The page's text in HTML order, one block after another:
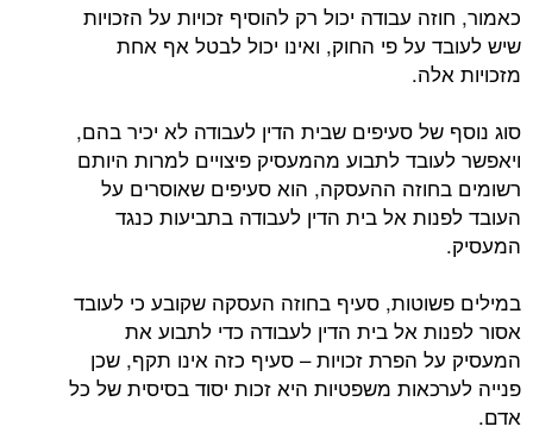
כאמור, חוזה עבודה יכול רק להוסיף זכויות על הזכויות
שיש לעובד על פי החוק, ואינו יכול לבטל אף אחת
מזכויות אלה.
סוג נוסף של סעיפים שבית הדין לעבודה לא יכיר בהם,
ויאפשר לעובד לתבוע מהמעסיק פיצויים למרות היותם
רשומים בחוזה ההעסקה, הוא סעיפים שאוסרים על
העובד לפנות אל בית הדין לעבודה בתביעות כנגד
המעסיק.
במילים פשוטות, סעיף בחוזה העסקה שקובע כי לעובד
אסור לפנות אל בית הדין לעבודה כדי לתבוע את
המעסיק על הפרת זכויות – סעיף כזה אינו תקף, שכן
פנייה לערכאות משפטיות היא זכות יסוד בסיסית של כל
אדם.